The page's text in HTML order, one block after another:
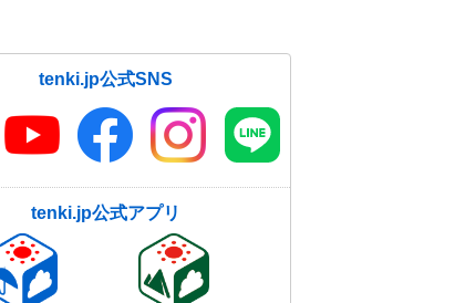
tenki.jp公式SNS
tenki.jp公式アプリ